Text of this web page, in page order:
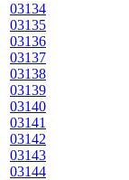
03134
03135
03136
03137
03138
03139
03140
03141
03142
03143
03144